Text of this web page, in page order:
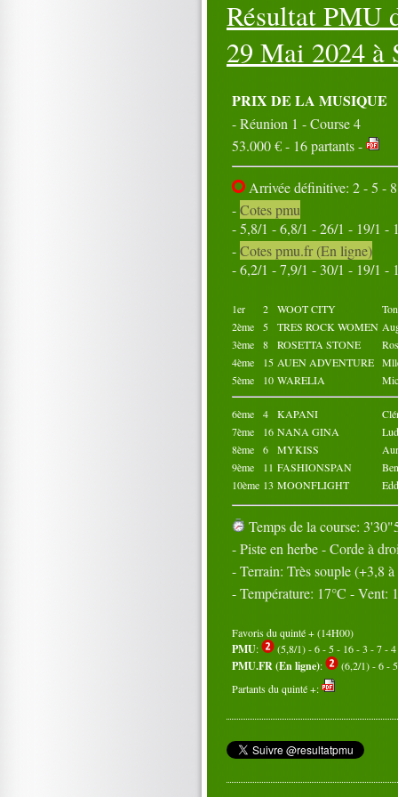
21
22 23 24
25
31
01
02 03 04
05
11
12 13 14
16
17 18 19
20
21
22 23 24
25
26
28
30
31
Résultat PMU
29 Mai 2024 à
PRIX DE LA MUSIQUE
- Réunion 1 - Course 4
53.000 € - 16 partants -
Arrivée définitive: 2 - 5 -
-Cotes pmu
- 5,8/1 - 6,8/1 - 26/1 - 19/1 -
-Cotes pmu.fr (En ligne)
- 6,2/1 - 7,9/1 - 30/1 - 19/1 -
1er 2 WOOT CITY
2ème
5 TRES ROCK WOMEN
3ème
8 ROSETTA STONE
4ème
15 AUEN ADVENTURE
5ème
10 WARELIA
6ème 4 KAPANI
7ème
16 NANA GINA
8ème
6 MYKISS
9ème
11 FASHIONSPAN
10ème 13 MOONFLIGHT
Temps de la course:
- Piste en herbe - Corde à
- Terrain: Très souple (+3,8
- Température: 17°C - Vent:
Favoris du quinté + (14H00)
PMU: (5,8/1) - 6 - 5 - 16 - 3 - 7 -
PMU.FR (En ligne):
(6,2/1) - 6 -
Partants du quinté +: